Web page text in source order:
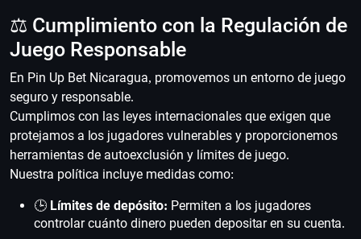
⚖️ Cumplimiento con la Regulación de
Juego Responsable
En Pin Up Bet Nicaragua, promovemos un entorno de juego
seguro y responsable.
Cumplimos con las leyes internacionales que exigen que
protejamos a los jugadores vulnerables y proporcionemos
herramientas de autoexclusión y límites de juego.
Nuestra política incluye medidas como:
🕒 Límites de depósito: Permiten a los jugadores
controlar cuánto dinero pueden depositar en su cuenta.